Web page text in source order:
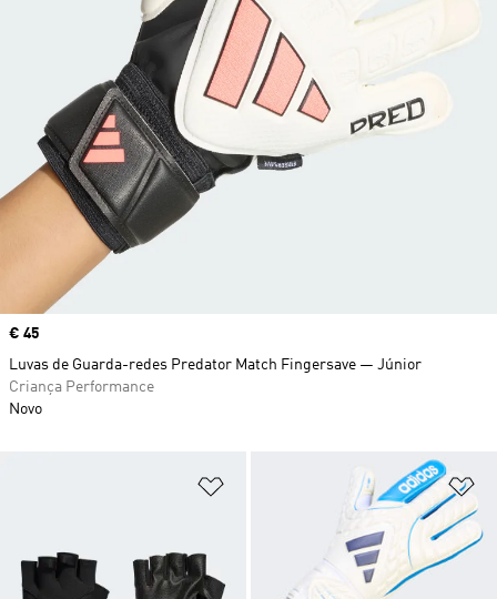
Adicionar à Lista de Desejos
Price
€ 45
Luvas de Guarda-redes Predator Match Fingersave — Júnior
Criança Performance
Novo